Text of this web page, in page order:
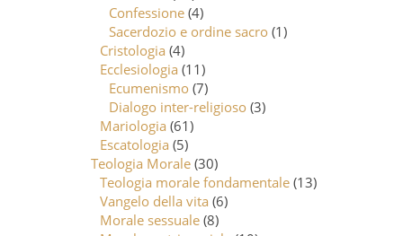
Confessione (4)
Sacerdozio e ordine sacro (1)
Cristologia (4)
Ecclesiologia (11)
Ecumenismo (7)
Dialogo inter-religioso (3)
Mariologia (61)
Escatologia (5)
Teologia Morale (30)
Teologia morale fondamentale (13)
Vangelo della vita (6)
Morale sessuale (8)